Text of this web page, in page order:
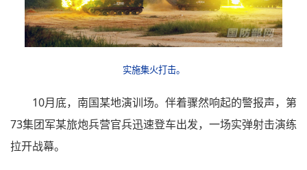
实施集火打击。
10月底，南国某地演训场。伴着骤然响起的警报声，第
73集团军某旅炮兵营官兵迅速登车出发，一场实弹射击演练
拉开战幕。